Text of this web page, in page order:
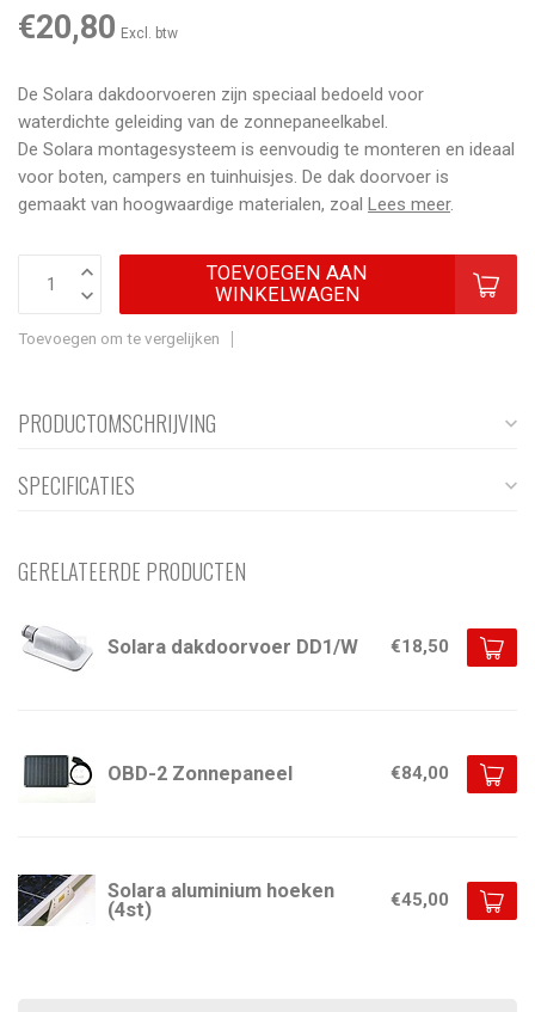
€20,80 Excl. btw
De Solara dakdoorvoeren zijn speciaal bedoeld voor
waterdichte geleiding van de zonnepaneelkabel.
De Solara montagesysteem is eenvoudig te monteren en ideaal
voor boten, campers en tuinhuisjes. De dak doorvoer is
gemaakt van hoogwaardige materialen, zoal Lees meer.
TOEVOEGEN AAN
WINKELWAGEN
Toevoegen om te vergelijken
PRODUCTOMSCHRIJVING
SPECIFICATIES
GERELATEERDE PRODUCTEN
Solara dakdoorvoer DD1/W €18,50
OBD-2 Zonnepaneel €84,00
Solara aluminium hoeken
(4st)
€45,00